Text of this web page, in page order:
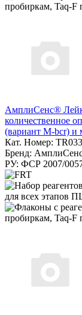
АмплиСенс®
количественное
(вариант M-bcr) и
Кат. Номер:
Бренд:
РУ: ФСР 2007/